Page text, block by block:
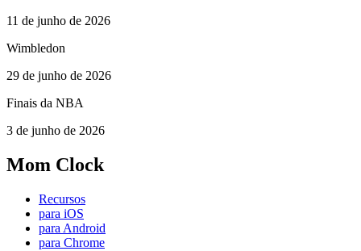
11 de junho de 2026
Wimbledon
29 de junho de 2026
Finais da NBA
3 de junho de 2026
Mom Clock
Recursos
para iOS
para Android
para Chrome